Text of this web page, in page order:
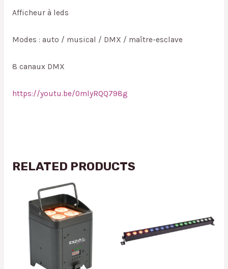
Afficheur à leds
Modes : auto / musical / DMX / maître-esclave
8 canaux DMX
https://youtu.be/0mlyRQQ798g
RELATED PRODUCTS